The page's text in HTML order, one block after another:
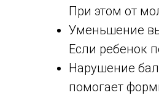
При этом от
Уменьшение
Если ребенок
Нарушение
помогает